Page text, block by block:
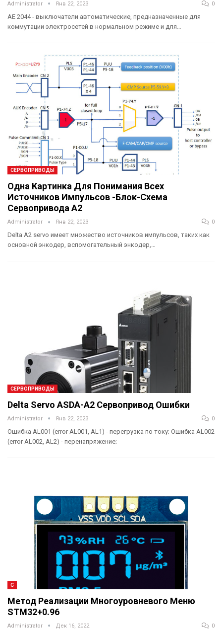
Administrator Янв 22, 2023 0
AE 2044 - выключатели автоматические, предназначенные для
коммутации электросетей в нормальном режиме и для…
СЕРВОПРИВОДЫ
Одна Картинка Для Понимания Всех
Источников Импульсов -блок-Схема
Сервопривода A2
Administrator Янв 22, 2023 0
Delta A2 servo имеет множество источников импульсов, таких как
основной энкодер, вспомогательный энкодер,…
СЕРВОПРИВОДЫ
Delta Servo ASDA-A2 Сервопривод Ошибки
Administrator Янв 22, 2023 0
Ошибка AL001 (error AL001, AL1) - перегрузка по току; Ошибка AL002
(error AL002, AL2) - перенапряжение;
C
Метод Реализации Многоуровневого Меню
STM32+0.96
Administrator Дек 16, 2022 0